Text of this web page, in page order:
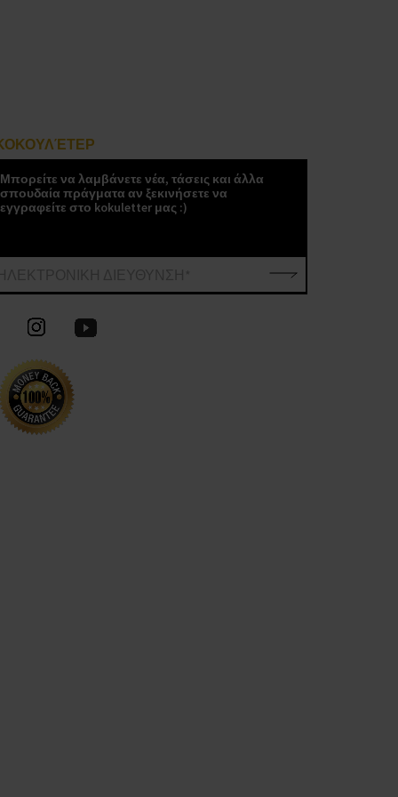
Μπορείτε να λαμβάνετε νέα, τάσεις και άλλα
σπουδαία πράγματα αν ξεκινήσετε να
εγγραφείτε στο kokuletter μας :)